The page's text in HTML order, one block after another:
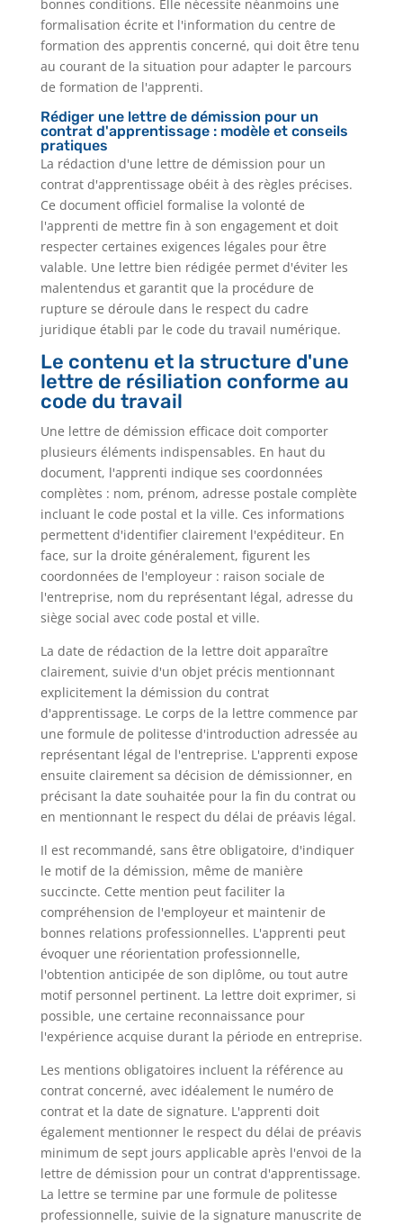
bonnes conditions. Elle nécessite néanmoins une
formalisation écrite et l'information du centre de
formation des apprentis concerné, qui doit être tenu
au courant de la situation pour adapter le parcours
de formation de l'apprenti.
Rédiger une lettre de démission pour un
contrat d'apprentissage : modèle et conseils
pratiques
La rédaction d'une lettre de démission pour un
contrat d'apprentissage obéit à des règles précises.
Ce document officiel formalise la volonté de
l'apprenti de mettre fin à son engagement et doit
respecter certaines exigences légales pour être
valable. Une lettre bien rédigée permet d'éviter les
malentendus et garantit que la procédure de
rupture se déroule dans le respect du cadre
juridique établi par le code du travail numérique.
Le contenu et la structure d'une
lettre de résiliation conforme au
code du travail
Une lettre de démission efficace doit comporter
plusieurs éléments indispensables. En haut du
document, l'apprenti indique ses coordonnées
complètes : nom, prénom, adresse postale complète
incluant le code postal et la ville. Ces informations
permettent d'identifier clairement l'expéditeur. En
face, sur la droite généralement, figurent les
coordonnées de l'employeur : raison sociale de
l'entreprise, nom du représentant légal, adresse du
siège social avec code postal et ville.
La date de rédaction de la lettre doit apparaître
clairement, suivie d'un objet précis mentionnant
explicitement la démission du contrat
d'apprentissage. Le corps de la lettre commence par
une formule de politesse d'introduction adressée au
représentant légal de l'entreprise. L'apprenti expose
ensuite clairement sa décision de démissionner, en
précisant la date souhaitée pour la fin du contrat ou
en mentionnant le respect du délai de préavis légal.
Il est recommandé, sans être obligatoire, d'indiquer
le motif de la démission, même de manière
succincte. Cette mention peut faciliter la
compréhension de l'employeur et maintenir de
bonnes relations professionnelles. L'apprenti peut
évoquer une réorientation professionnelle,
l'obtention anticipée de son diplôme, ou tout autre
motif personnel pertinent. La lettre doit exprimer, si
possible, une certaine reconnaissance pour
l'expérience acquise durant la période en entreprise.
Les mentions obligatoires incluent la référence au
contrat concerné, avec idéalement le numéro de
contrat et la date de signature. L'apprenti doit
également mentionner le respect du délai de préavis
minimum de sept jours applicable après l'envoi de la
lettre de démission pour un contrat d'apprentissage.
La lettre se termine par une formule de politesse
professionnelle, suivie de la signature manuscrite de